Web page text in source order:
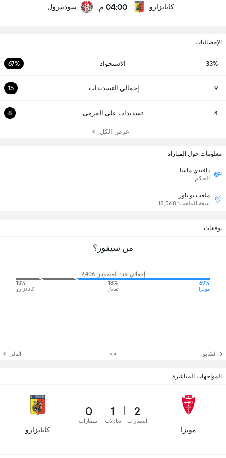
كاتانزارو 04:00 م سودتيرول
الإحصائيات
33% الاستحواذ 67%
9 إجمالي التسديدات 15
4 تسديدات على المرمى 8
عرض الكل
معلومات حول المباراة
دافيدي ماسا
الحكم
ملعب يو باور
سعة الملعب: 18,568
توقعات
من سيفوز؟
إجمالي عدد المصوتين 2,406
69%
مونزا
18%
تعادل
13%
كاتانزارو
السّابق التالي
المواجهات المباشرة
مونزا
2
انتصارات
1
تعادلات
0
انتصارات
كاتانزارو